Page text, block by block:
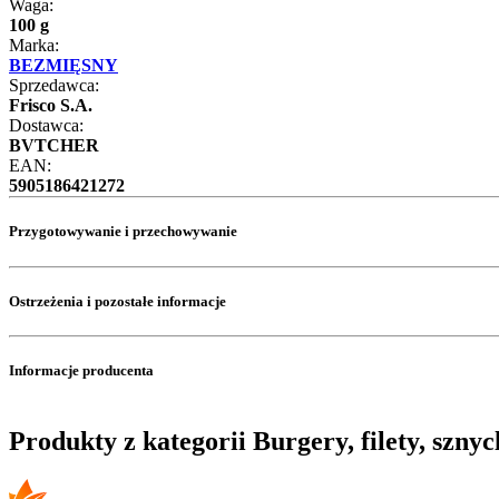
Waga:
100 g
Marka:
BEZMIĘSNY
Sprzedawca:
Frisco S.A.
Dostawca:
BVTCHER
EAN:
5905186421272
Przygotowywanie i przechowywanie
Ostrzeżenia i pozostałe informacje
Informacje producenta
Produkty z kategorii Burgery, filety,